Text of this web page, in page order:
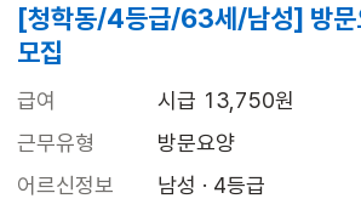
[청학동/4등급/63세/남성] 방문
모집
급여
시급 13,750원
근무유형
방문요양
어르신정보
남성 · 4등급